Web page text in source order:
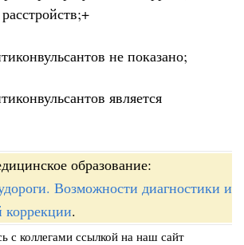
не показано;
является
образование:
Возможности диагностики и
коррекции.
с коллегами ссылкой на наш сайт